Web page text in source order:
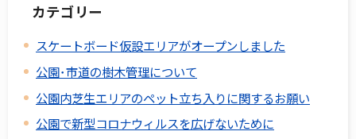
カテゴリー
スケートボード仮設エリアがオープンしました
公園･市道の樹木管理について
公園内芝生エリアのペット立ち入りに関するお願い
公園で新型コロナウィルスを広げないために